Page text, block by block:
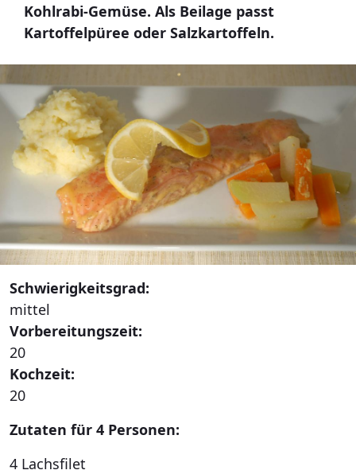
Kohlrabi-Gemüse. Als Beilage passt
Kartoffelpüree oder Salzkartoffeln.
Schwierigkeitsgrad:
mittel
Vorbereitungszeit:
20
Kochzeit:
20
Zutaten für 4 Personen:
4 Lachsfilet